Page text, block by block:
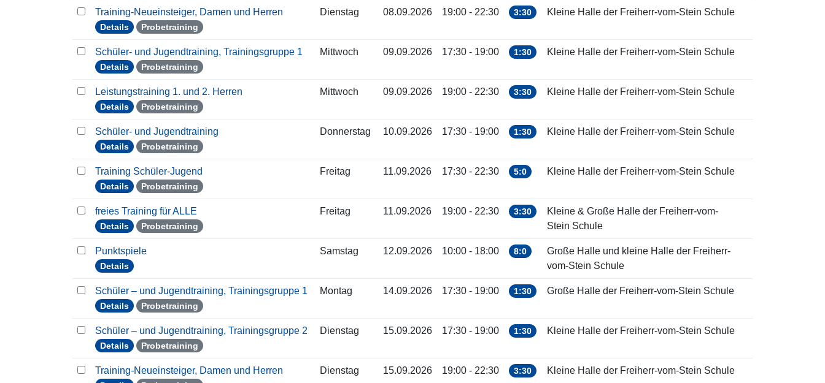
Training-Neueinsteiger, Damen und Herren
Details Probetraining
Dienstag 08.09.2026 19:00 - 22:30 3:30 Kleine Halle der Freiherr-vom-Stein Schule
Schüler- und Jugendtraining, Trainingsgruppe 1
Details Probetraining
Mittwoch 09.09.2026 17:30 - 19:00 1:30 Kleine Halle der Freiherr-vom-Stein Schule
Leistungstraining 1. und 2. Herren
Details Probetraining
Mittwoch 09.09.2026 19:00 - 22:30 3:30 Kleine Halle der Freiherr-vom-Stein Schule
Schüler- und Jugendtraining
Details Probetraining
Donnerstag 10.09.2026 17:30 - 19:00 1:30 Kleine Halle der Freiherr-vom-Stein Schule
Training Schüler-Jugend
Details Probetraining
Freitag 11.09.2026 17:30 - 22:30 5:0 Kleine Halle der Freiherr-vom-Stein Schule
freies Training für ALLE
Details Probetraining
Freitag 11.09.2026 19:00 - 22:30 3:30
Kleine & Große Halle der Freiherr-vom-
Stein Schule
Punktspiele
Details
Samstag 12.09.2026 10:00 - 18:00 8:0
Große Halle und kleine Halle der Freiherr-
vom-Stein Schule
Schüler – und Jugendtraining, Trainingsgruppe 1
Details Probetraining
Montag 14.09.2026 17:30 - 19:00 1:30 Große Halle der Freiherr-vom-Stein Schule
Schüler – und Jugendtraining, Trainingsgruppe 2
Details Probetraining
Dienstag 15.09.2026 17:30 - 19:00 1:30 Kleine Halle der Freiherr-vom-Stein Schule
Training-Neueinsteiger, Damen und Herren Dienstag 15.09.2026 19:00 - 22:30 3:30 Kleine Halle der Freiherr-vom-Stein Schule